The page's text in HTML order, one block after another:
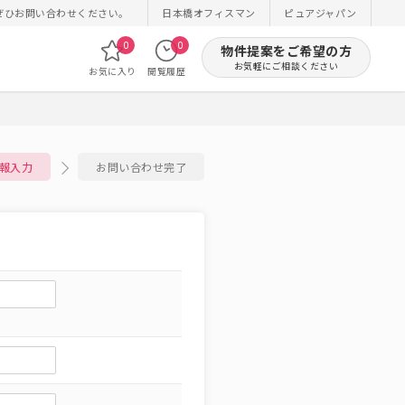
お問い合わせください。 日本橋オフィスマン ピュアジャパン
お気に入り
0
閲覧履歴
0 物件提案をご希望の方
お気軽にご相談ください
入力 お問い合わせ完了